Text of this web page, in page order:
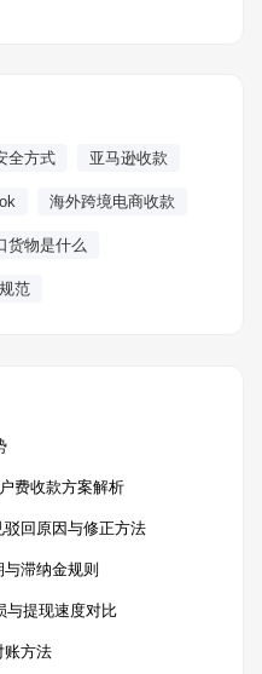
全方式 亚马逊收款
海外跨境电商收款
货物是什么
范
费收款方案解析
回原因与修正方法
滞纳金规则
与提现速度对比
账方法